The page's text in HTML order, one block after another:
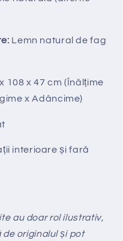
Lemn natural de fag
108 x 47 cm (Înălțime
x Adâncime)
interioare și fară
au doar rol ilustrativ,
originalul și pot